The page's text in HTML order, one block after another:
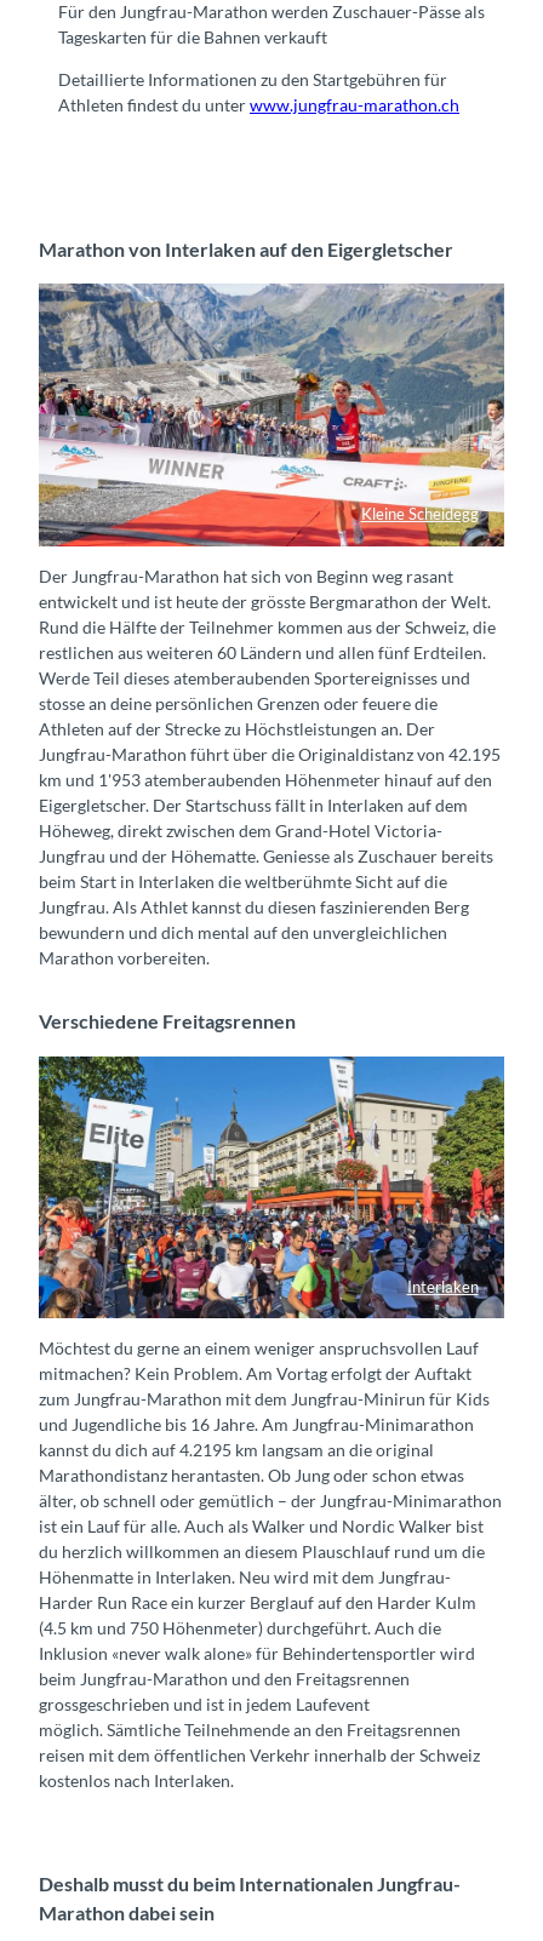
Für den Jungfrau-Marathon werden Zuschauer-Pässe als
Tageskarten für die Bahnen verkauft
Detaillierte Informationen zu den Startgebühren für
Athleten findest du unterwww.jungfrau-marathon.ch
Marathon von Interlaken auf den Eigergletscher
Kleine Scheidegg
Die este Läuferin kommt im Ziel an.
Der Jungfrau-Marathon hat sich von Beginn weg rasant
entwickelt und ist heute der grösste Bergmarathon der Welt.
Rund die Hälfte der Teilnehmer kommen aus der Schweiz, die
restlichen aus weiteren 60 Ländern und allen fünf Erdteilen.
Werde Teil dieses atemberaubenden Sportereignisses und
stosse an deine persönlichen Grenzen oder feuere die
Athleten auf der Strecke zu Höchstleistungen an. Der
Jungfrau-Marathon führt über die Originaldistanz von 42.195
km und 1'953 atemberaubenden Höhenmeter hinauf auf den
Eigergletscher. Der Startschuss fällt in Interlaken auf dem
Höheweg, direkt zwischen dem Grand-Hotel Victoria-
Jungfrau und der Höhematte. Geniesse als Zuschauer bereits
beim Start in Interlaken die weltberühmte Sicht auf die
Jungfrau. Als Athlet kannst du diesen faszinierenden Berg
bewundern und dich mental auf den unvergleichlichen
Marathon vorbereiten.
Verschiedene Freitagsrennen
Interlaken
Läufer direkt nach dem Start auf dem Höheweg
Möchtest du gerne an einem weniger anspruchsvollen Lauf
mitmachen? Kein Problem. Am Vortag erfolgt der Auftakt
zum Jungfrau-Marathon mit dem Jungfrau-Minirun für Kids
und Jugendliche bis 16 Jahre. Am Jungfrau-Minimarathon
kannst du dich auf 4.2195 km langsam an die original
Marathondistanz herantasten. Ob Jung oder schon etwas
älter, ob schnell oder gemütlich – der Jungfrau-Minimarathon
ist ein Lauf für alle. Auch als Walker und Nordic Walker bist
du herzlich willkommen an diesem Plauschlauf rund um die
Höhenmatte in Interlaken. Neu wird mit dem Jungfrau-
Harder Run Race ein kurzer Berglauf auf den Harder Kulm
(4.5 km und 750 Höhenmeter) durchgeführt. Auch die
Inklusion «never walk alone» für Behindertensportler wird
beim Jungfrau-Marathon und den Freitagsrennen
grossgeschrieben und ist in jedem Laufevent
möglich. Sämtliche Teilnehmende an den Freitagsrennen
reisen mit dem öffentlichen Verkehr innerhalb der Schweiz
kostenlos nach Interlaken.
Deshalb musst du beim Internationalen Jungfrau-
Marathon dabei sein